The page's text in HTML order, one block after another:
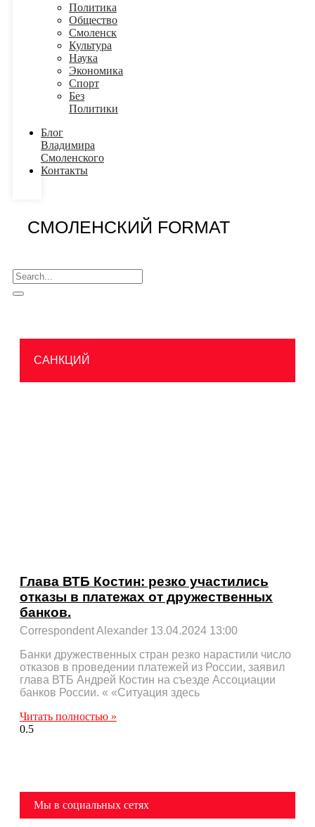
Политика
Общество
Смоленск
Культура
Наука
Экономика
Спорт
Без
Политики
Блог
Владимира
Смоленского
Контакты
СМОЛЕНСКИЙ FORMAT
САНКЦИЙ
Глава ВТБ Костин: резко участились
отказы в платежах от дружественных
банков.
Correspondent Alexander 13.04.2024 13:00
Банки дружественных стран резко нарастили число
отказов в проведении платежей из России, заявил
глава ВТБ Андрей Костин на съезде Ассоциации
банков России. « «Ситуация здесь
Читать полностью »
Мы в социальных сетях